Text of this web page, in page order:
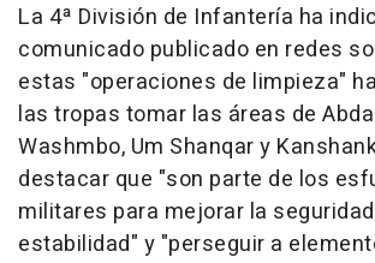
La 4ª División de Infantería ha
comunicado publicado en redes
estas "operaciones de limpieza"
las tropas tomar las áreas de
Washmbo, Um Shanqar y
destacar que "son parte de los
militares para mejorar la
estabilidad" y "perseguir a